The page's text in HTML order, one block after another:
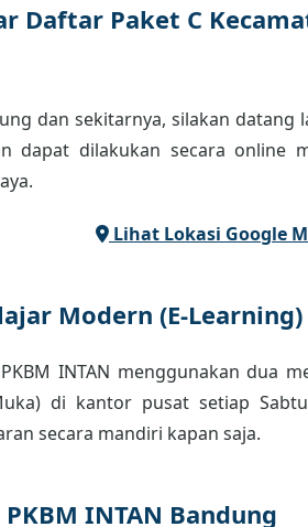
Daftar Paket C
dan sekitarnya, silakan
dapat dilakukan secara online
Lihat Lokasi Google
Modern (E-Learning)
INTAN menggunakan dua
di kantor pusat setiap
secara mandiri kapan saja.
INTAN Bandung